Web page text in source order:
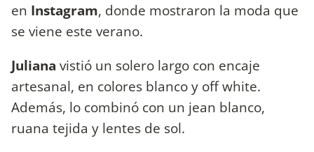
en Instagram, donde mostraron la moda que
se viene este verano.
Juliana vistió un solero largo con encaje
artesanal, en colores blanco y off white.
Además, lo combinó con un jean blanco,
ruana tejida y lentes de sol.